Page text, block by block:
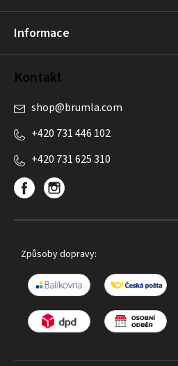
í
Informace
Kontakt
shop@brumla.com
+420 731 446 102
+420 731 625 310
Způsoby dopravy: